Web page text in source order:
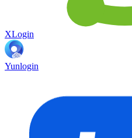
XLogin
Yunlogin